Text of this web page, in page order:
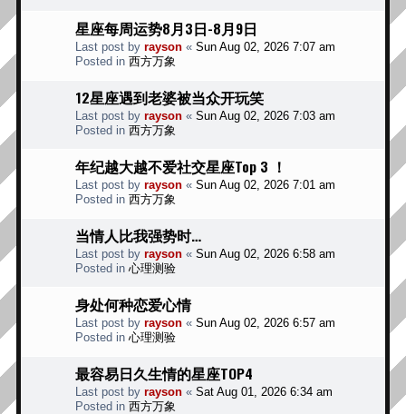
星座每周运势8月3日-8月9日
Last post by rayson « Sun Aug 02, 2026 7:07 am
Posted in 西方万象
12星座遇到老婆被当众开玩笑
Last post by rayson « Sun Aug 02, 2026 7:03 am
Posted in 西方万象
年纪越大越不爱社交星座Top 3 ！
Last post by rayson « Sun Aug 02, 2026 7:01 am
Posted in 西方万象
当情人比我强势时…
Last post by rayson « Sun Aug 02, 2026 6:58 am
Posted in 心理测验
身处何种恋爱心情
Last post by rayson « Sun Aug 02, 2026 6:57 am
Posted in 心理测验
最容易日久生情的星座TOP4
Last post by rayson « Sat Aug 01, 2026 6:34 am
Posted in 西方万象